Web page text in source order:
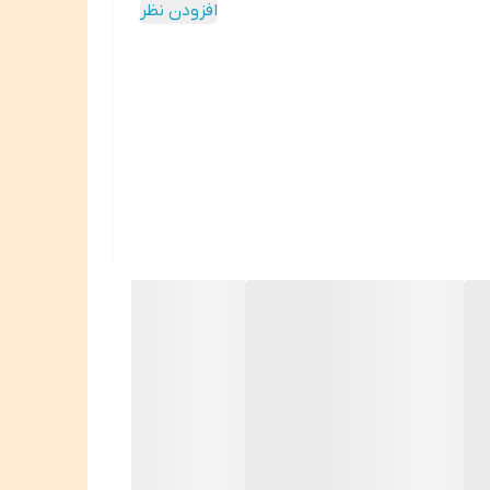
افزودن نظر